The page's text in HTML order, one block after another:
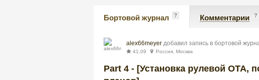
Бортовой журнал ? Комментарии ?
alex66meyer добавил запись в бортовой
41,09 Россия, Москва
Part 4 - [Установка рулевой ОТА,